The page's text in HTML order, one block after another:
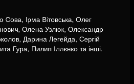
Сова, Ірма Вітовська, Олег
Олена Узлюк, Олександр
Дарина Легейда, Сергій
Гура, Пилип Іллєнко та інші.